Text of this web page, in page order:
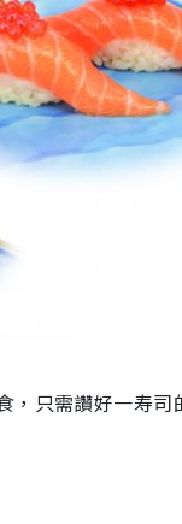
只需讚好一寿